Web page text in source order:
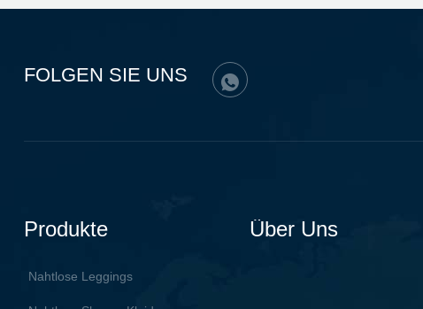
FOLGEN SIE UNS
Produkte
Nahtlose Leggings
Über Uns